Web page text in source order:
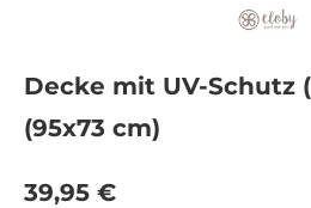
Decke mit UV-Schutz
(95x73 cm)
Regulärer Preis:
39,95 €